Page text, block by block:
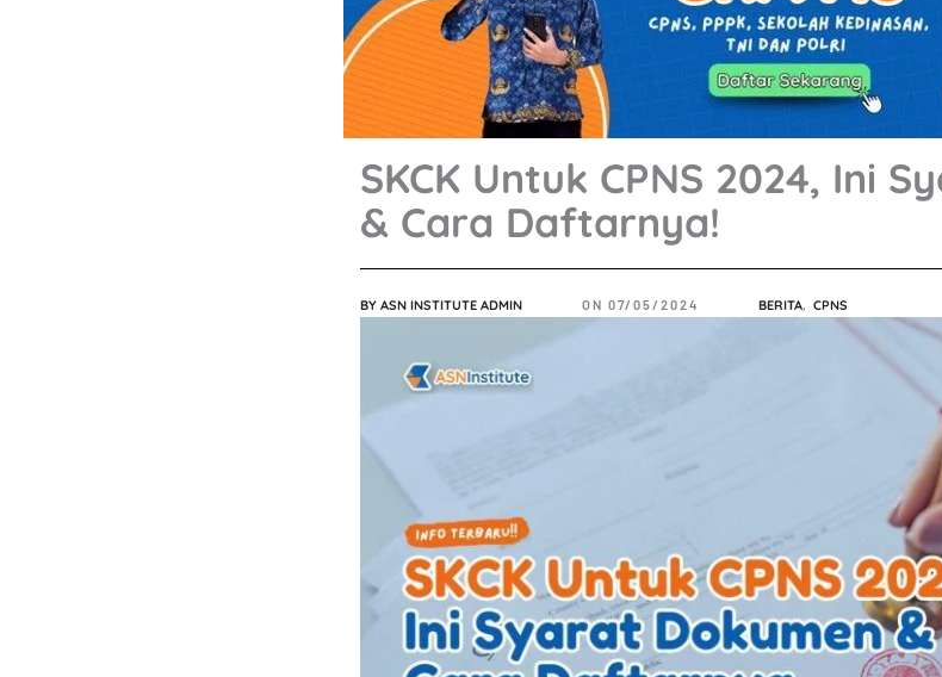
SKCK Untuk CPNS 2024, Ini
& Cara Daftarnya!
BY ASN INSTITUTE ADMIN ON 07/05/2024 BERITA, CPNS